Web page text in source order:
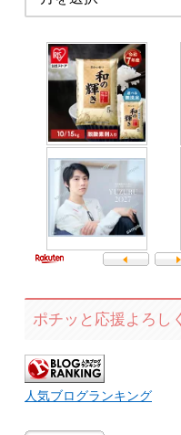
ポチッと応援よろし
人気ブログランキング